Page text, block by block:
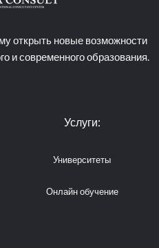
открыть новые возможности
и современного образования.
Услуги:
Университеты
Онлайн обучение